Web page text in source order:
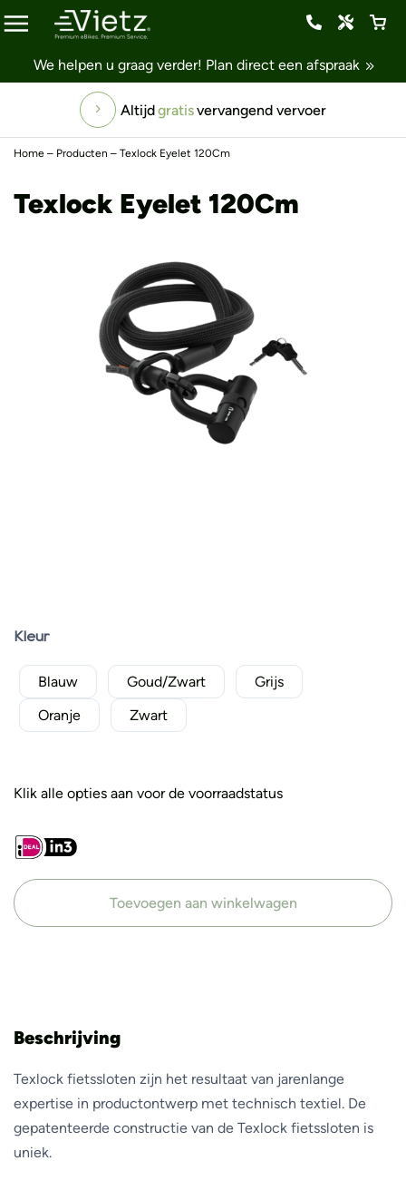
We helpen u graag verder! Plan direct een afspraak
Altijdgratisvervangend vervoer
Home – Producten – Texlock Eyelet 120Cm
Texlock Eyelet 120Cm
Kleur
Blauw Goud/Zwart
Grijs
Oranje
Zwart
Klik alle opties aan voor de voorraadstatus
Toevoegen aan winkelwagen
Beschrijving
Texlock fietssloten zijn het resultaat van jarenlange
expertise in productontwerp met technisch textiel. De
gepatenteerde constructie van de Texlock fietssloten is
uniek.